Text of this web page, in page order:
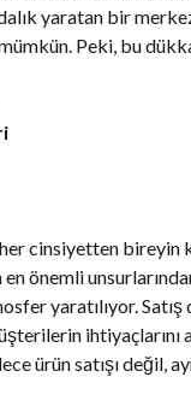
yaratan bir
Peki, bu
cinsiyetten
en önemli
yaratılıyor.
ihtiyaçlarını
ürün satışı değil,